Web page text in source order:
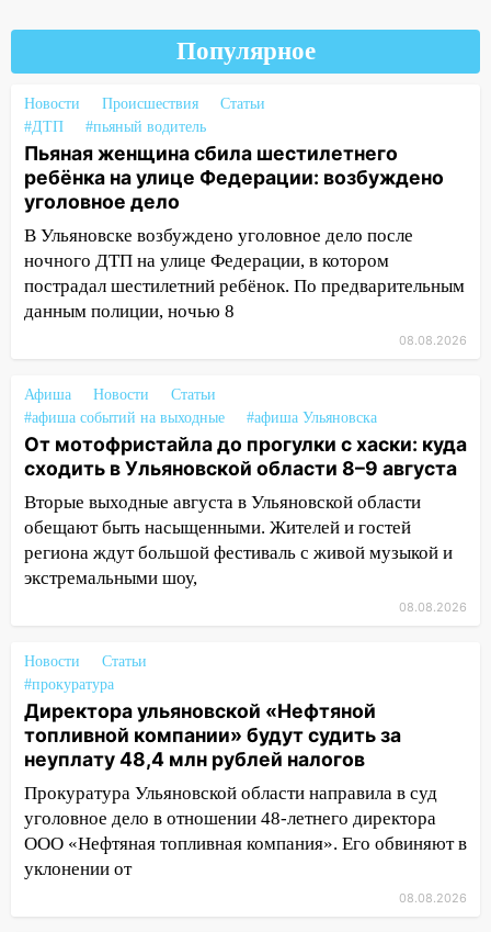
хаски: куда сходить в Ульяновской
области 8–9 августа
10:11
Директора ульяновской
«Нефтяной топливной компании» будут
судить за неуплату 48,4 млн рублей
налогов
09:28 Дети на дорогах: пострадали
велосипедисты, мотоциклисты и
пешеходы. Обзор крупных аварий в
Ульяновской области
08:30 Поджог со свечой, 16 сгоревших
07:50
Какая погоды будет днем 8
августа
06:45 Императорский мост в
Ульяновске останется закрытым до
утра 10 августа
05:18 Судьба готовит сюрприз: гороскоп
на 8 августа — кому повезет с
деньгами, а кого ждет неожиданная
04:47
В Ульяновской области объявили
ракетную опасность: звучат сирены
07.08.2026
20:40 Ульяновские аграрии смогут
купить тракторы с отсрочкой платежа
до декабря
19:34 В следственном управлении
состоялось торжественное
мероприятие, приуроченное к
празднованию Дня сотрудника органов
Популярное
Новости Происшествия
Статьи
#ДТП
#пьяный водитель
Пьяная женщина сбила шестилетнего
ребёнка на улице Федерации: возбуждено
уголовное дело
В Ульяновске возбуждено уголовное дело после
ночного ДТП на улице Федерации, в котором
пострадал шестилетний ребёнок. По предварительным
данным полиции, ночью 8
08.08.2026
Афиша Новости
Статьи
#афиша событий на выходные
#афиша Ульяновска
От мотофристайла до прогулки с хаски: куда
сходить в Ульяновской области 8–9 августа
Вторые выходные августа в Ульяновской области
обещают быть насыщенными. Жителей и гостей
региона ждут большой фестиваль с живой музыкой и
экстремальными шоу,
08.08.2026
Новости
Статьи
#прокуратура
Директора ульяновской «Нефтяной
топливной компании» будут судить за
неуплату 48,4 млн рублей налогов
Прокуратура Ульяновской области направила в суд
уголовное дело в отношении 48-летнего директора
ООО «Нефтяная топливная компания». Его обвиняют в
уклонении от
08.08.2026